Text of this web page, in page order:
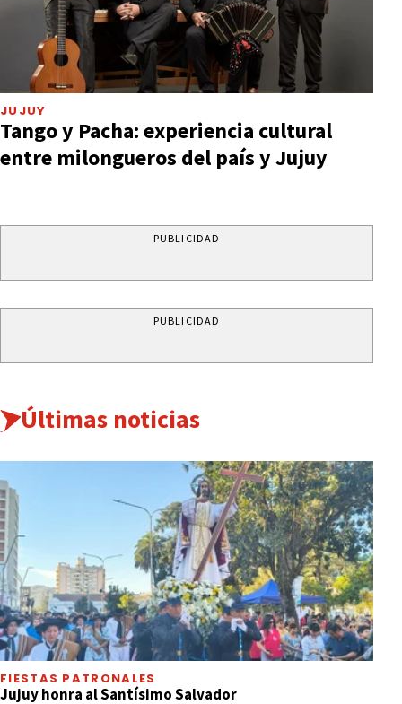
JUJUY
Tango y Pacha: experiencia cultural
entre milongueros del país y Jujuy
PUBLICIDAD
PUBLICIDAD
Últimas noticias
FIESTAS PATRONALES
Jujuy honra al Santísimo Salvador